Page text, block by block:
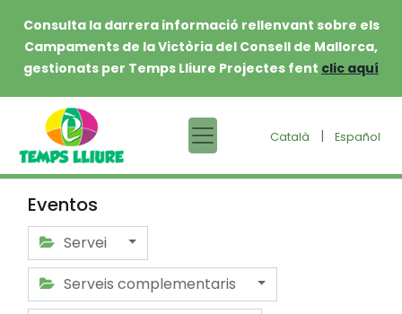
Consulta la darrera informació rellenvant sobre els
Campaments de la Victòria del Consell de Mallorca,
gestionats per Temps Lliure Projectes fent clic aquí
Català | Español
Eventos
Servei
Serveis complementaris